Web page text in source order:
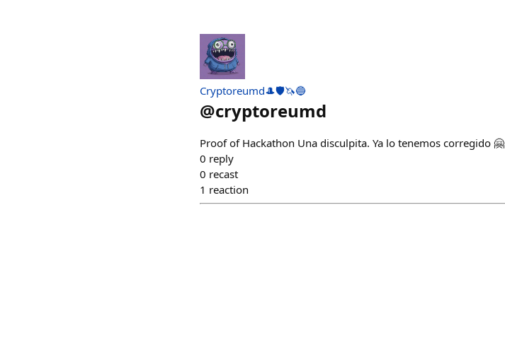
Cryptoreumd🎩🛡️🦄🔵
@cryptoreumd
Proof of Hackathon Una disculpita. Ya lo tenemos corregido 🤗
0 reply
0 recast
1 reaction